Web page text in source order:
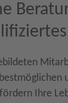
Ihre